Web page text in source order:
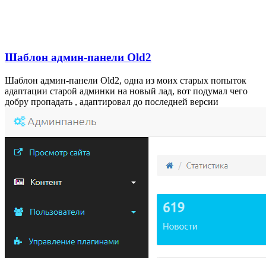
Шаблон админ-панели Old2
Шаблон админ-панели Old2, одна из моих старых попыток
адаптации старой админки на новый лад, вот подумал чего
добру пропадать , адаптировал до последней версии